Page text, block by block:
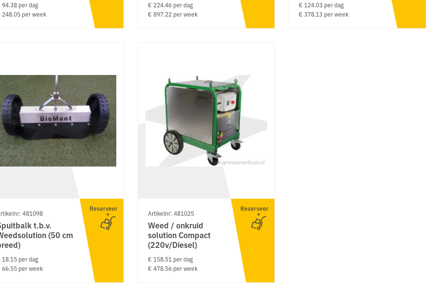
94.38 per dag
248.05 per week
€ 224.46 per dag
€ 897.22 per week
€ 124.03 per dag
€ 378.13 per week
481098
t.b.v.
(50 cm
18.15 per dag
66.55 per week
Reserveer
Artikelnr: 481025
Weed / onkruid
solution Compact
(220v/Diesel)
€ 158.51 per dag
€ 478.56 per week
Reserveer